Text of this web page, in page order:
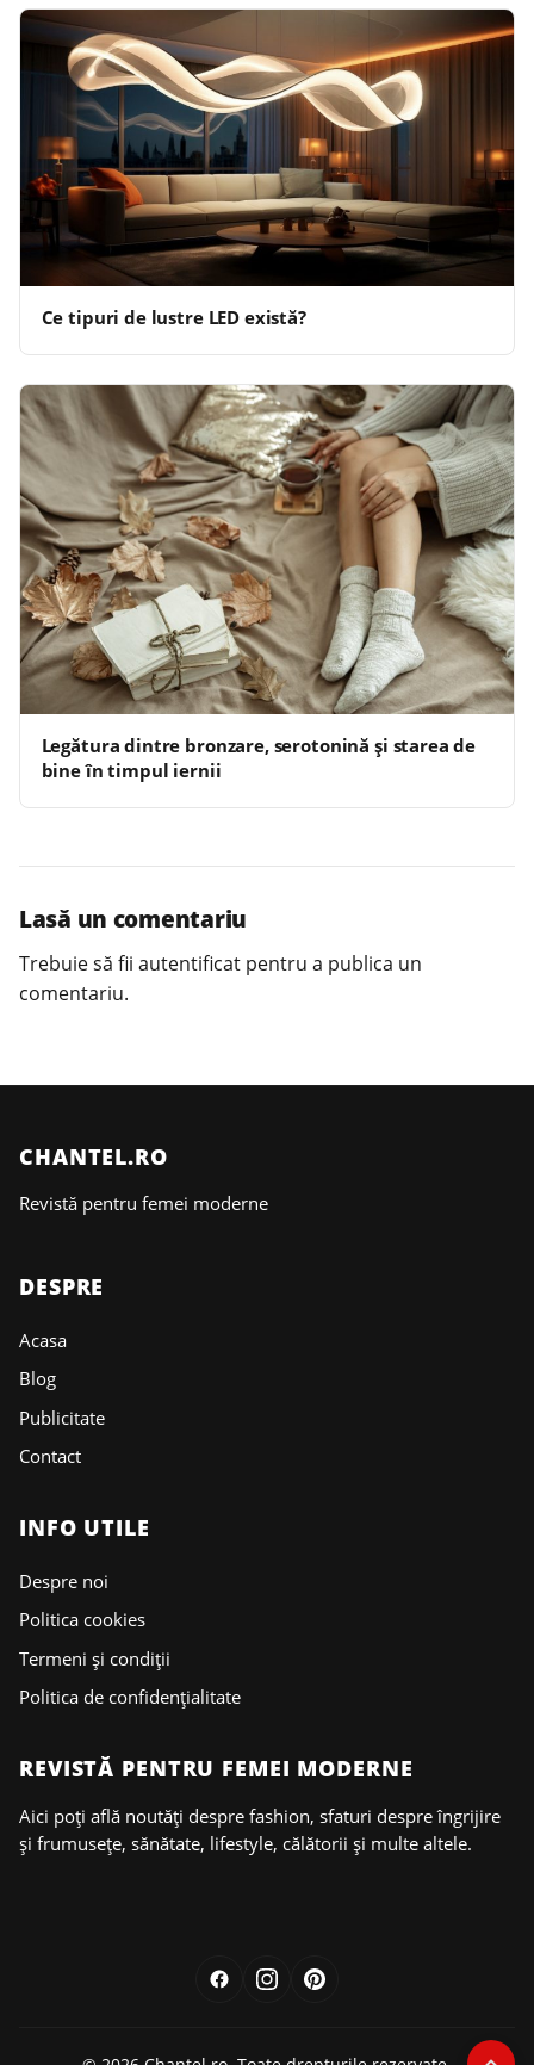
Ce tipuri de lustre LED există?
Legătura dintre bronzare, serotonină și starea de
bine în timpul iernii
Lasă un comentariu
Trebuie să fii autentificat pentru a publica un
comentariu.
CHANTEL.RO
Revistă pentru femei moderne
DESPRE
Acasa
Blog
Publicitate
Contact
INFO UTILE
Despre noi
Politica cookies
Termeni și condiții
Politica de confidențialitate
REVISTĂ PENTRU FEMEI MODERNE
Aici poți află noutăți despre fashion, sfaturi despre îngrijire
și frumusețe, sănătate, lifestyle, călătorii și multe altele.